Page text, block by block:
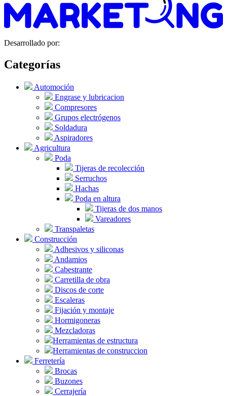
Desarrollado por:
Categorías
Automoción
Engrase y lubricacion
Compresores
Grupos electrógenos
Soldadura
Aspiradores
Agricultura
Poda
Tijeras de recolección
Serruchos
Hachas
Poda en altura
Tijeras de dos manos
Vareadores
Transpaletas
Construcción
Adhesivos y siliconas
Andamios
Cabestrante
Carretilla de obra
Discos de corte
Escaleras
Fijación y montaje
Hormigoneras
Mezcladoras
Herramientas de estructura
Herramientas de construccion
Ferretería
Brocas
Buzones
Cerrajería